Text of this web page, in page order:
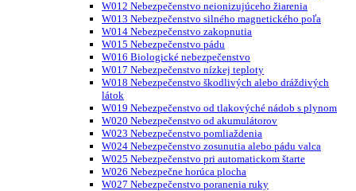
W012 Nebezpečenstvo neionizujúceho žiarenia
W013 Nebezpečenstvo silného magnetického poľa
W014 Nebezpečenstvo zakopnutia
W015 Nebezpečenstvo pádu
W016 Biologické nebezpečenstvo
W017 Nebezpečenstvo nízkej teploty
W018 Nebezpečenstvo škodlivých alebo dráždivých
látok
W019 Nebezpečenstvo od tlakovýché nádob s plynom
W020 Nebezpečenstvo od akumulátorov
W023 Nebezpečenstvo pomliaždenia
W024 Nebezpečenstvo zosunutia alebo pádu valca
W025 Nebezpečenstvo pri automatickom štarte
W026 Nebezpečne horúca plocha
W027 Nebezpečenstvo poranenia ruky